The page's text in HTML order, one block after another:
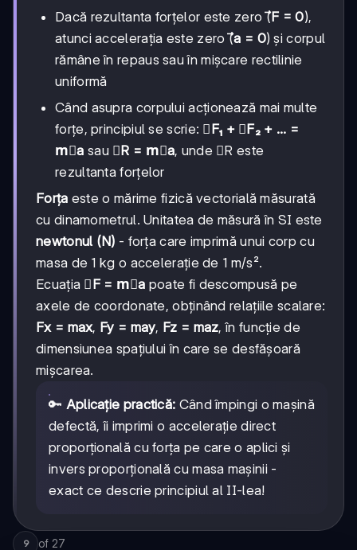
Dacă rezultanta forțelor este zero (⃗F = 0),
atunci accelerația este zero (⃗a = 0) și corpul
rămâne în repaus sau în mișcare rectilinie
uniformă
Când asupra corpului acționează mai multe
forțe, principiul se scrie: ⃗F₁ + ⃗F₂ + ... =
m⃗a sau ⃗R = m⃗a, unde ⃗R este
rezultanta forțelor
Forța este o mărime fizică vectorială măsurată
cu dinamometrul. Unitatea de măsură în SI este
newtonul (N) - forța care imprimă unui corp cu
masa de 1 kg o accelerație de 1 m/s².
Ecuația ⃗F = m⃗a poate fi descompusă pe
axele de coordonate, obținând relațiile scalare:
Fx = max, Fy = may, Fz = maz, în funcție de
dimensiunea spațiului în care se desfășoară
mișcarea.
🔑 Aplicație practică: Când împingi o mașină
defectă, îi imprimi o accelerație direct
proporțională cu forța pe care o aplici și
invers proporțională cu masa mașinii -
exact ce descrie principiul al II-lea!
9 of 27